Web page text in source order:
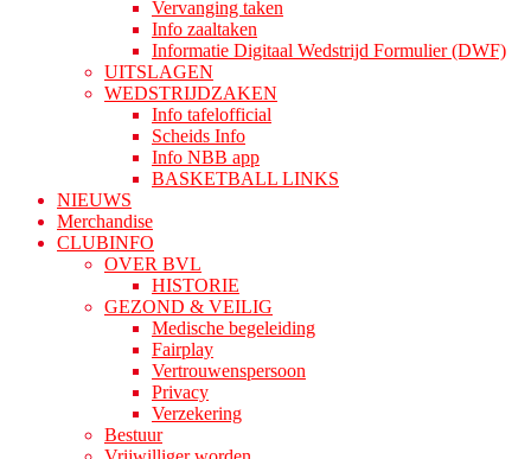
Vervanging taken
Info zaaltaken
Informatie Digitaal Wedstrijd Formulier (DWF)
UITSLAGEN
WEDSTRIJDZAKEN
Info tafelofficial
Scheids Info
Info NBB app
BASKETBALL LINKS
NIEUWS
Merchandise
CLUBINFO
OVER BVL
HISTORIE
GEZOND & VEILIG
Medische begeleiding
Fairplay
Vertrouwenspersoon
Privacy
Verzekering
Bestuur